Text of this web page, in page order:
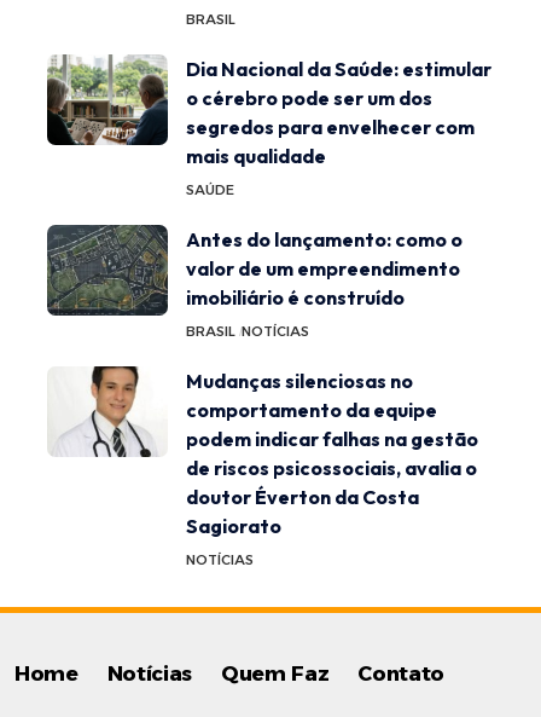
BRASIL
Dia Nacional da Saúde: estimular
o cérebro pode ser um dos
segredos para envelhecer com
mais qualidade
SAÚDE
Antes do lançamento: como o
valor de um empreendimento
imobiliário é construído
BRASIL NOTÍCIAS
Mudanças silenciosas no
comportamento da equipe
podem indicar falhas na gestão
de riscos psicossociais, avalia o
doutor Éverton da Costa
Sagiorato
NOTÍCIAS
Home Notícias Quem Faz Contato